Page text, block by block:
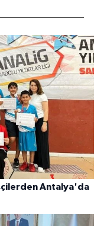
Antalya'da